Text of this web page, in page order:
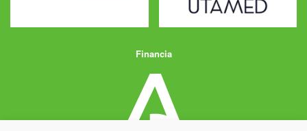
Financia